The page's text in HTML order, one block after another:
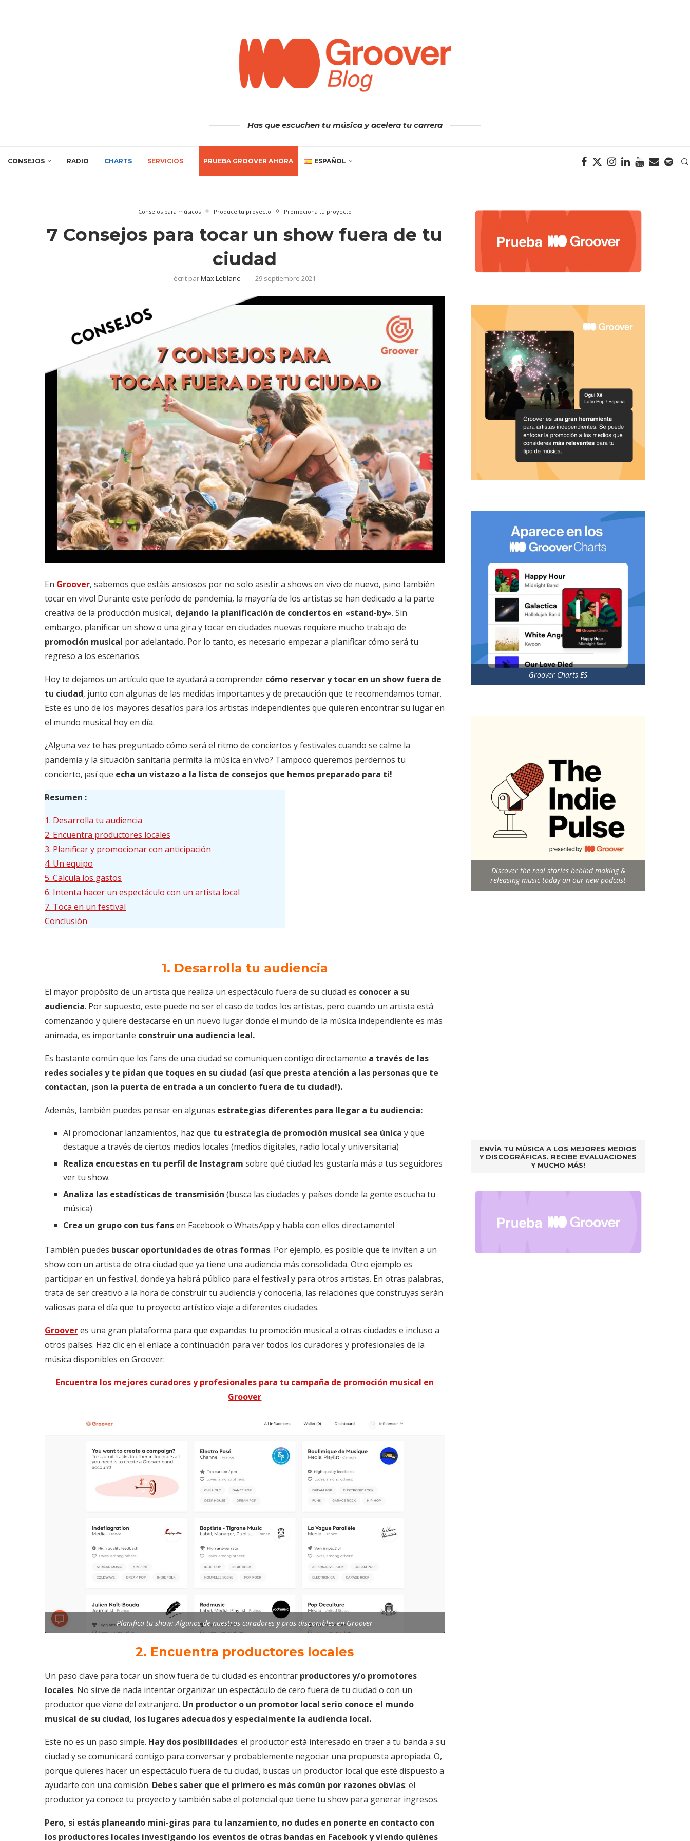
Has que escuchen tu música y acelera tu carrera
CONSEJOS RADIO CHARTS SERVICIOS PRUEBA GROOVER AHORA ESPAÑOL
Consejos para músicos Produce tu proyecto Promociona tu proyecto
7 Consejos para tocar un show fuera de tu
ciudad
écrit parMax Leblanc 29 septiembre 2021
En Groover, sabemos que estáis ansiosos por no solo asistir a shows en vivo de nuevo, ¡sino también
tocar en vivo! Durante este período de pandemia, la mayoría de los artistas se han dedicado a la parte
creativa de la producción musical, dejando la planificación de conciertos en «stand-by». Sin
embargo, planificar un show o una gira y tocar en ciudades nuevas requiere mucho trabajo de
promoción musical por adelantado. Por lo tanto, es necesario empezar a planificar cómo será tu
regreso a los escenarios.
Hoy te dejamos un artículo que te ayudará a comprender cómo reservar y tocar en un show fuera de
tu ciudad, junto con algunas de las medidas importantes y de precaución que te recomendamos tomar.
Este es uno de los mayores desafíos para los artistas independientes que quieren encontrar su lugar en
el mundo musical hoy en día.
¿Alguna vez te has preguntado cómo será el ritmo de conciertos y festivales cuando se calme la
pandemia y la situación sanitaria permita la música en vivo? Tampoco queremos perdernos tu
concierto, ¡así que echa un vistazo a la lista de consejos que hemos preparado para ti!
Resumen :
1. Desarrolla tu audiencia
2. Encuentra productores locales
3. Planificar y promocionar con anticipación
4. Un equipo
5. Calcula los gastos
6. Intenta hacer un espectáculo con un artista local
7. Toca en un festival
Conclusión
1. Desarrolla tu audiencia
El mayor propósito de un artista que realiza un espectáculo fuera de su ciudad es conocer a su
audiencia. Por supuesto, este puede no ser el caso de todos los artistas, pero cuando un artista está
comenzando y quiere destacarse en un nuevo lugar donde el mundo de la música independiente es más
animada, es importante construir una audiencia leal.
Es bastante común que los fans de una ciudad se comuniquen contigo directamente a través de las
redes sociales y te pidan que toques en su ciudad (así que presta atención a las personas que te
contactan, ¡son la puerta de entrada a un concierto fuera de tu ciudad!).
Además, también puedes pensar en algunas estrategias diferentes para llegar a tu audiencia:
Al promocionar lanzamientos, haz que tu estrategia de promoción musical sea única y que
destaque a través de ciertos medios locales (medios digitales, radio local y universitaria)
Realiza encuestas en tu perfil de Instagram sobre qué ciudad les gustaría más a tus seguidores
ver tu show.
Analiza las estadísticas de transmisión (busca las ciudades y países donde la gente escucha tu
música)
Crea un grupo con tus fansen Facebook o WhatsApp y habla con ellos directamente!
También puedes buscar oportunidades de otras formas. Por ejemplo, es posible que te inviten a un
show con un artista de otra ciudad que ya tiene una audiencia más consolidada. Otro ejemplo es
participar en un festival, donde ya habrá público para el festival y para otros artistas. En otras palabras,
trata de ser creativo a la hora de construir tu audiencia y conocerla, las relaciones que construyas serán
valiosas para el día que tu proyecto artístico viaje a diferentes ciudades.
Grooveres una gran plataforma para que expandas tu promoción musical a otras ciudades e incluso a
otros países. Haz clic en el enlace a continuación para ver todos los curadores y profesionales de la
música disponibles en Groover:
Encuentra los mejores curadores y profesionales para tu campaña de promoción musical en
Groover
Planifica tu show: Algunos de nuestros curadores y pros disponibles en Groover
2. Encuentra productores locales
Un paso clave para tocar un show fuera de tu ciudad es encontrar productores y/o promotores
locales. No sirve de nada intentar organizar un espectáculo de cero fuera de tu ciudad o con un
productor que viene del extranjero. Un productor o un promotor local serio conoce el mundo
musical de su ciudad, los lugares adecuados y especialmente la audiencia local.
Este no es un paso simple. Hay dos posibilidades: el productor está interesado en traer a tu banda a su
ciudad y se comunicará contigo para conversar y probablemente negociar una propuesta apropiada. O,
porque quieres hacer un espectáculo fuera de tu ciudad, buscas un productor local que esté dispuesto a
ayudarte con una comisión. Debes saber que el primero es más común por razones obvias: el
productor ya conoce tu proyecto y también sabe el potencial que tiene tu show para generar ingresos.
Pero, si estás planeando mini-giras para tu lanzamiento, no dudes en ponerte en contacto con
los productores locales investigando los eventos de otras bandas en Facebook y viendo quiénes
Groover Charts ES
Discover the real stories behind making &
releasing music today on our new podcast
ENVÍA TU MÚSICA A LOS MEJORES MEDIOS
Y DISCOGRÁFICAS. RECIBE EVALUACIONES
Y MUCHO MÁS!